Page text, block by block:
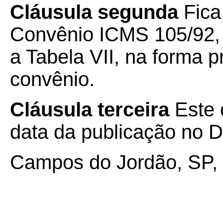
Cláusula segunda
Convênio ICMS 105/
a Tabela VII, na forma
convênio.
Cláusula terceira Este
data da publicação no
Campos do Jordão,